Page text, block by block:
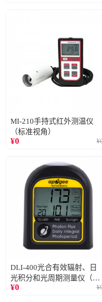
MI-210手持式红外测温仪
（标准视角）
¥0 ¥
DLI-400光合有效辐射、日
光积分和光周期测量仪（仅
阳光）
¥0 ¥